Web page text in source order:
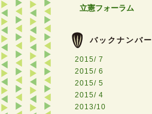
立憲フォーラム
バックナンバー
2015/ 7
2015/ 6
2015/ 5
2015/ 4
2013/10